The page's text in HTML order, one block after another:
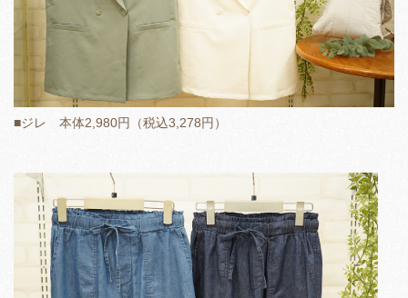
■ジレ 本体2,980円（税込3,278円）